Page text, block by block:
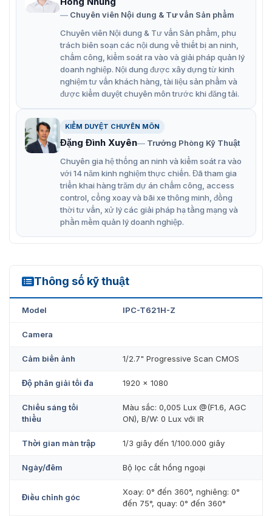
Camera IP 2MP HiLook IPC-T621H-Z
Camera HiLook IPC-T621H-Z được thiết kế và sản xuất
bởi công ty hàng đầu trong ngành công nghệ an ninh,
sản phẩm tích hợp nhiều tính năng, công nghệ tiên tiến
nhằm cung cấp hình ảnh chất lượng cao và các tính
thông và dung lượng lưu trữ.
Thấu kính đa tiêu cự có động cơ để dễ dàng lắp đặt
và giám sát.
Tính năng zoom cho phép phóng to hình ảnh mà
Người dùng theo dõi và quản lý thiết bị từ xa qua
iVMS-4200, Hik-Connect.
Thiết kế bền bỉ, phù hợp lắp đặt ngoài trời hoặc trong
nhà.
Chuyên viên Nội dung & Tư vấn Sản phẩm
Chuyên viên Nội dung & Tư vấn Sản phẩm, phụ
trách biên soạn các nội dung về thiết bị an ninh,
chấm công, kiểm soát ra vào và giải pháp quản lý
doanh nghiệp. Nội dung được xây dựng từ kinh
nghiệm tư vấn khách hàng, tài liệu sản phẩm và
được kiểm duyệt chuyên môn trước khi đăng tải.
KIỂM DUYỆT CHUYÊN MÔN
Đặng Đình Xuyên
Trưởng Phòng Kỹ Thuật
Chuyên gia hệ thống an ninh và kiểm soát ra vào
với 14 năm kinh nghiệm thực chiến. Đã tham gia
triển khai hàng trăm dự án chấm công, access
control, cổng xoay và bãi xe thông minh, đồng
thời tư vấn, xử lý các giải pháp hạ tầng mạng và
phần mềm quản lý doanh nghiệp.
Thông số kỹ thuật
IPC-T621H-Z
Model IPC-T621H-Z
Camera
Cảm biến ảnh 1/2.7" Progressive Scan CMOS
Độ phân giải tối đa 1920 × 1080
Chiếu sáng tối
thiểu
Màu sắc: 0,005 Lux @(F1.6, AGC
ON), B/W: 0 Lux với IR
Thời gian màn trập 1/3 giây đến 1/100.000 giây
Ngày/đêm Bộ lọc cắt hồng ngoại
Điều chỉnh góc
Xoay: 0° đến 360°, nghiêng: 0°
đến 75°, quay: 0° đến 360°